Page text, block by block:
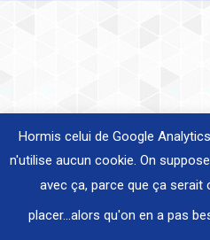
Hormis celui de Google
n'utilise aucun cookie. On
avec ça, parce que ça serait
placer...alors qu'on en a pas